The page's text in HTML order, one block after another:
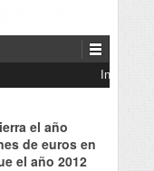
el año
de euros en
el año 2012